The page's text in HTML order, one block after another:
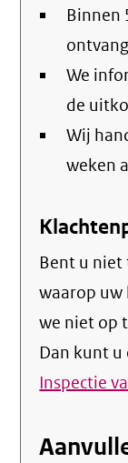
Binnen
We
de
Wij
weken
Bent u
waarop uw
we niet op
Dan kunt
Inspectie